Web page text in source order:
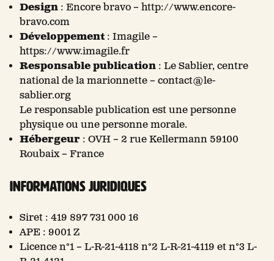
Design : Encore bravo – http://www.encore-
bravo.com
Développement : Imagile –
https://www.imagile.fr
Responsable publication : Le Sablier, centre
national de la marionnette – contact@le-
sablier.org
Le responsable publication est une personne
physique ou une personne morale.
Hébergeur : OVH – 2 rue Kellermann 59100
Roubaix – France
Informations juridiques
Siret : 419 897 731 000 16
APE : 9001 Z
Licence n°1 – L-R-21-4118 n°2 L-R-21-4119 et n°3 L-